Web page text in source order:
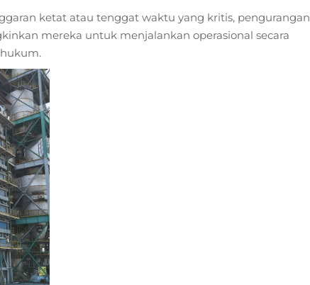
ketat atau tenggat waktu yang kritis, pengurangan
mereka untuk menjalankan operasional secara